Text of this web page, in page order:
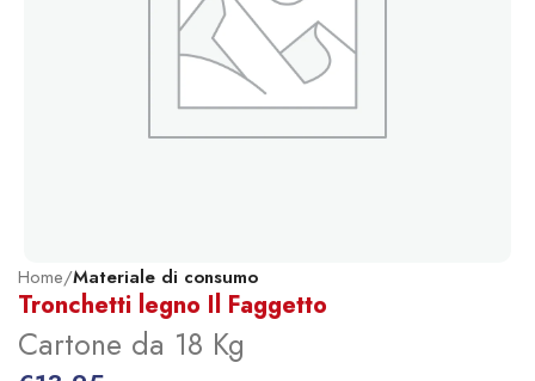
Home Materiale di consumo
Tronchetti legno Il Faggetto
Cartone da 18 Kg